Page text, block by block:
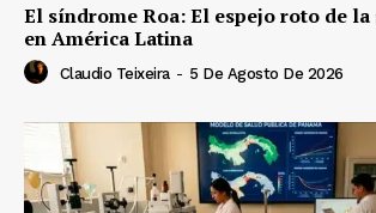
El síndrome Roa: El espejo roto de
en América Latina
Claudio Teixeira - 5 De Agosto De 2026